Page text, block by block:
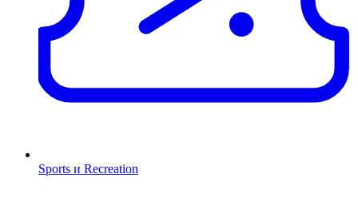
Sports и Recreation